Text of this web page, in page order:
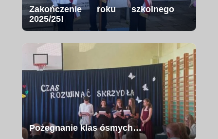
Zakończenie roku szkolnego
2025/25!
Pożegnanie klas ósmych…